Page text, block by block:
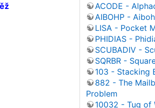
ACODE -
AIBOHP -
LISA - Pocket
PHIDIAS -
SCUBADIV -
SQRBR -
103 - Stacking
882 - The
Problem
10032 - Tug of